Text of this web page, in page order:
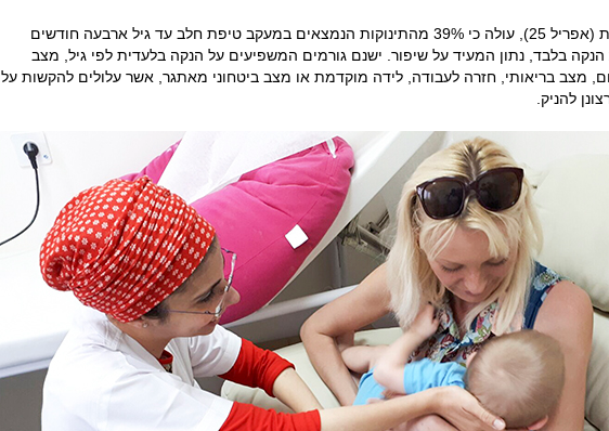
מנתונים של כללית (אפריל 25), עולה כי 39% מהתינוקות הנמצאים במעקב טיפת חלב עד גיל ארבעה חודשים
הנקה בלבד, נתון המעיד על שיפור. ישנם גורמים המשפיעים על הנקה בלעדית לפי גיל, מצב
מצב בריאותי, חזרה לעבודה, לידה מוקדמת או מצב ביטחוני מאתגר, אשר עלולים להקשות על
להניק.